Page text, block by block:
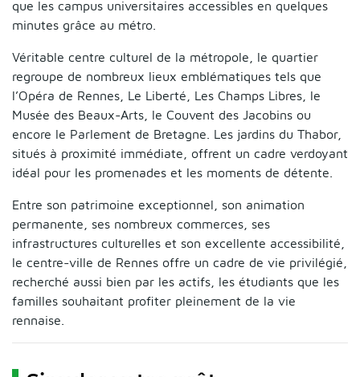
que les campus universitaires accessibles en quelques
minutes grâce au métro.
Véritable centre culturel de la métropole, le quartier
regroupe de nombreux lieux emblématiques tels que
l’Opéra de Rennes, Le Liberté, Les Champs Libres, le
Musée des Beaux-Arts, le Couvent des Jacobins ou
encore le Parlement de Bretagne. Les jardins du Thabor,
situés à proximité immédiate, offrent un cadre verdoyant
idéal pour les promenades et les moments de détente.
Entre son patrimoine exceptionnel, son animation
permanente, ses nombreux commerces, ses
infrastructures culturelles et son excellente accessibilité,
le centre-ville de Rennes offre un cadre de vie privilégié,
recherché aussi bien par les actifs, les étudiants que les
familles souhaitant profiter pleinement de la vie
rennaise.